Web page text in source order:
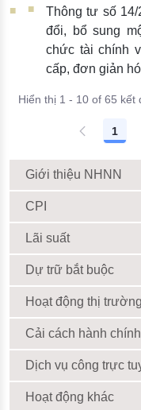
Thông tư số 14/
đổi, bổ sung
chức tài chính
cấp, đơn giản
Hiển thị 1 - 10 of 65 kết
1
Giới thiệu NHNN
CPI
Lãi suất
Dự trữ bắt buộc
Hoạt động thị
Cải cách hành chính
Dịch vụ công trực
Hoạt động khác